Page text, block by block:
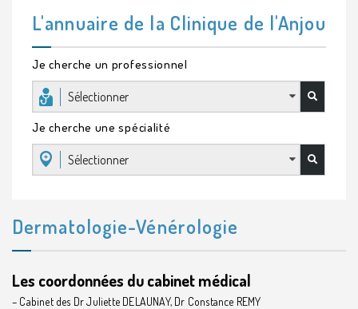
L'annuaire de la Clinique de l'Anjou
Je cherche un professionnel
Sélectionner
Je cherche une spécialité
Sélectionner
Dermatologie-Vénérologie
Les coordonnées du cabinet médical
– Cabinet des Dr Juliette DELAUNAY, Dr Constance REMY